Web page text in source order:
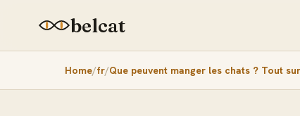
belcat
Home fr Que peuvent manger les chats ? Tout